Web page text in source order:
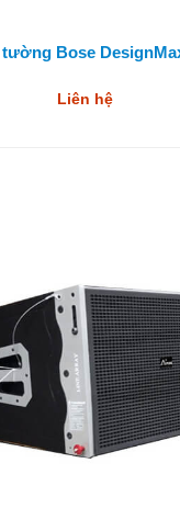
Bose
Liên hệ